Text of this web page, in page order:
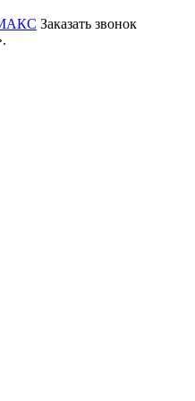
Заказать звонок